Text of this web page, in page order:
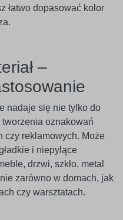
łatwo dopasować kolor
–
nadaje się nie tylko do
oznakowań
czy reklamowych. Może
i niepylące
drzwi, szkło, metal
zarówno w domach, jak
czy warsztatach.